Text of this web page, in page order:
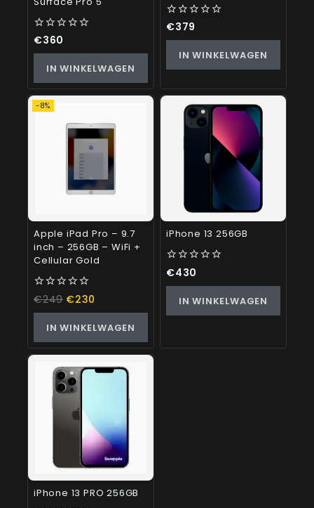
0
€360
IN WINKELWAGEN
0
€379
IN WINKELWAGEN
-8%
Apple iPad Pro – 9.7
inch – 256GB – WiFi +
Cellular Gold
0
€249 €230
IN WINKELWAGEN
iPhone 13 256GB
0
€430
IN WINKELWAGEN
iPhone 13 PRO 256GB